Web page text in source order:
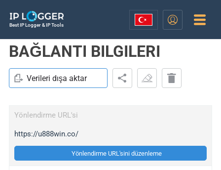
Best IP Logger & IP Tools
BAĞLANTI BILGILERI
Verileri dışa aktar
Yönlendirme URL'si
https://u888win.co/
Yönlendirme URL'sini düzenleme